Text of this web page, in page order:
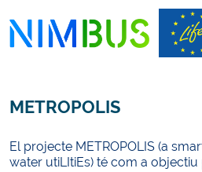
METROPOLIS
El projecte METROPOLIS (a
water utiLItiEs) té com a objectiu